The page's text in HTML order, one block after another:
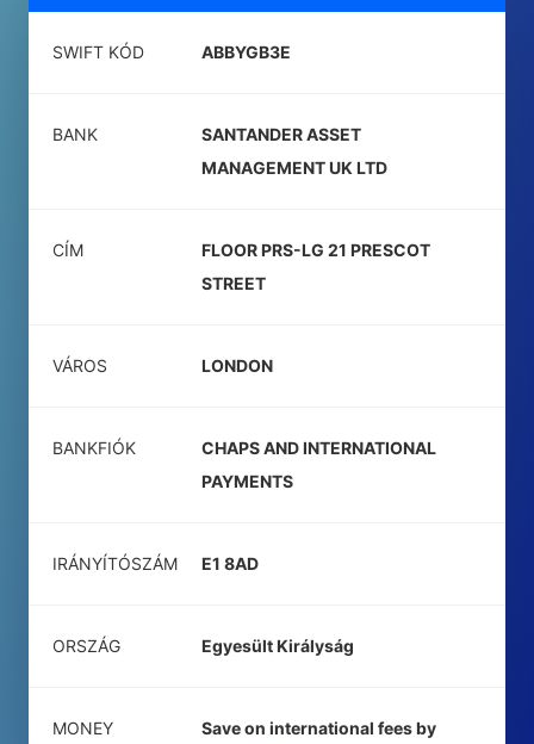
SWIFT KÓD ABBYGB3E
BANK
SANTANDER ASSET
MANAGEMENT UK LTD
CÍM
FLOOR PRS-LG 21 PRESCOT
STREET
VÁROS LONDON
BANKFIÓK
CHAPS AND INTERNATIONAL
PAYMENTS
IRÁNYÍTÓSZÁM E1 8AD
ORSZÁG Egyesült Királyság
MONEY
Save on international fees by